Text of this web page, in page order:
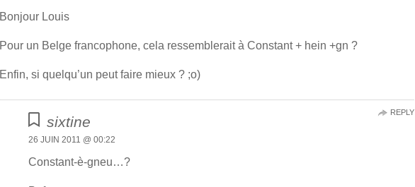
Bonjour Louis
Pour un Belge francophone, cela ressemblerait à Constant + hein +gn ?
Enfin, si quelqu’un peut faire mieux ? ;o)
sixtine
26 JUIN 2011 @ 00:22
Constant-è-gneu…?
REPLY